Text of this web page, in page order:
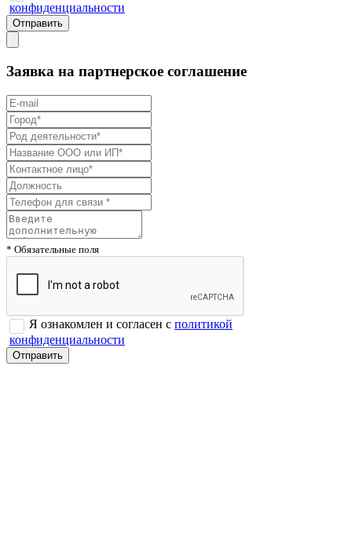
конфиденциальности
Заявка на партнерское соглашение
* Обязательные поля
Я ознакомлен и согласен с политикой
конфиденциальности